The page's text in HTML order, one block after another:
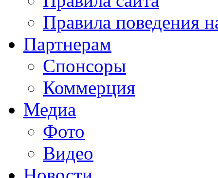
Правила поведения
Партнерам
Спонсоры
Коммерция
Медиа
Фото
Видео